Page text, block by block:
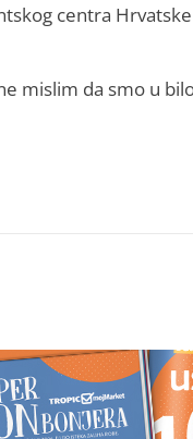
centra
mislim da smo u